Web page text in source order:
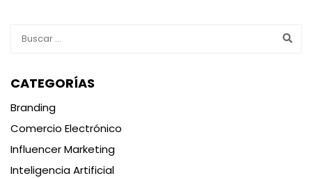
CATEGORÍAS
Branding
Comercio Electrónico
Influencer Marketing
Inteligencia Artificial